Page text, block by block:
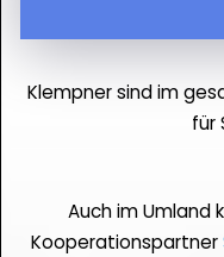
Klempner sind im
für
Auch im Umland
Kooperationspartner